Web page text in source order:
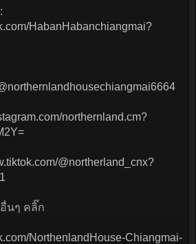
HabanHabanchiangmai?
northernland.cm?
@northerland_cnx?
นๆ คลิ๊ก
NorthenlandHouse-Chiangmai-